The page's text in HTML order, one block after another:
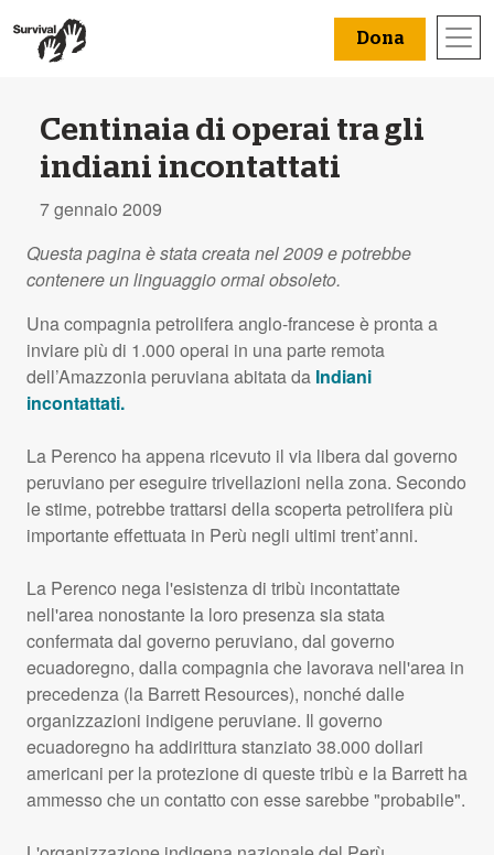
Dona
Centinaia di operai tra gli
indiani incontattati
7 gennaio 2009
Questa pagina è stata creata nel 2009 e potrebbe
contenere un linguaggio ormai obsoleto.
Una compagnia petrolifera anglo-francese è pronta a
inviare più di 1.000 operai in una parte remota
dell’Amazzonia peruviana abitata da Indiani
incontattati.
La Perenco ha appena ricevuto il via libera dal governo
peruviano per eseguire trivellazioni nella zona. Secondo
le stime, potrebbe trattarsi della scoperta petrolifera più
importante effettuata in Perù negli ultimi trent’anni.
La Perenco nega l'esistenza di tribù incontattate
nell'area nonostante la loro presenza sia stata
confermata dal governo peruviano, dal governo
ecuadoregno, dalla compagnia che lavorava nell'area in
precedenza (la Barrett Resources), nonché dalle
organizzazioni indigene peruviane. Il governo
ecuadoregno ha addirittura stanziato 38.000 dollari
americani per la protezione di queste tribù e la Barrett ha
ammesso che un contatto con esse sarebbe "probabile".